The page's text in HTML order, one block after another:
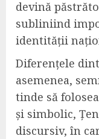
devină
subliniind
identității
Diferențele
asemenea,
tinde să
și simbolic,
discursiv, în